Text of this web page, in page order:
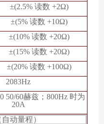
±(2.5% 读数 +2Ω)
±(5% 读数 +10Ω)
±(10% 读数 +20Ω)
±(15% 读数 +20Ω)
±(20% 读数 +100Ω)
2083Hz
50/60赫兹；800Hz 时为
20A
动量程）